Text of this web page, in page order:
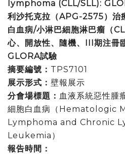
lymphoma (CLL/SLL):
利沙托克拉（APG-2575）治
白血病/小淋巴細胞淋巴瘤（
心、開放性、隨機、
III期注冊
GLORA試驗
摘要編號： TPS7101
展示形式： 壁報展示
分會場標題： 血液系統惡性
細胞白血病（Hematologic
Lymphoma and Chronic
Leukemia）
報告時間：